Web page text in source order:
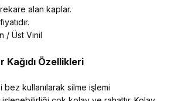
alan kaplar.
/ Üst Vinil
Kağıdı Özellikleri
bez kullanılarak silme işlemi